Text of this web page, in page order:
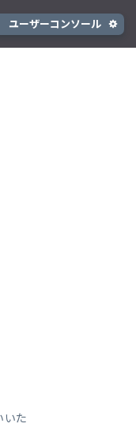
ユーザーコンソール
いた